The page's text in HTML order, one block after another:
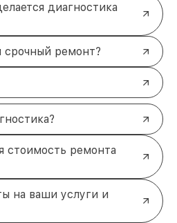
диагностика
срочный ремонт?
стоимость ремонта
на ваши услуги и